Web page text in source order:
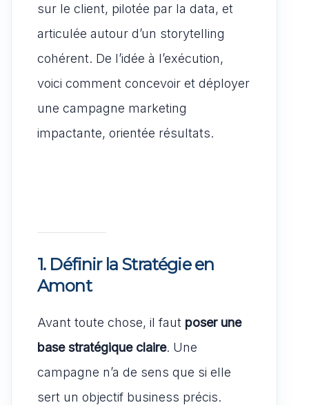
sur le client, pilotée par la data, et
articulée autour d’un storytelling
cohérent. De l’idée à l’exécution,
voici comment concevoir et déployer
une campagne marketing
impactante, orientée résultats.
1. Définir la Stratégie en
Amont
Avant toute chose, il faut poser une
base stratégique claire. Une
campagne n’a de sens que si elle
sert un objectif business précis.